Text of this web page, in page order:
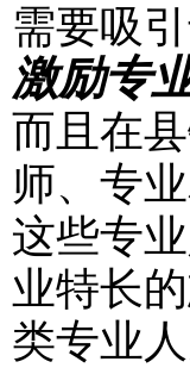
需要吸
激励专
而且在
师、专
这些专
业特长
类专业